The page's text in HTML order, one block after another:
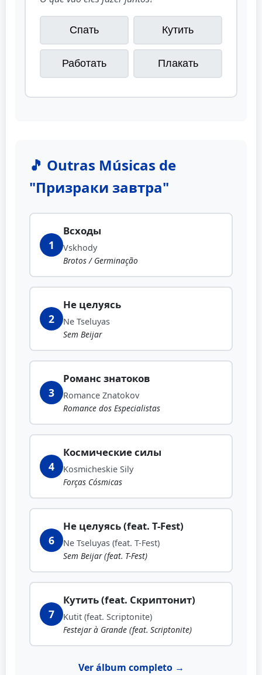
Спать Кутить
Работать Плакать
🎵 Outras Músicas de
"Призраки завтра"
1
Всходы
Vskhody
Brotos / Germinação
2
Не целуясь
Ne Tseluyas
Sem Beijar
3
Романс знатоков
Romance Znatokov
Romance dos Especialistas
4
Космические силы
Kosmicheskie Sily
Forças Cósmicas
6
Не целуясь (feat. T-Fest)
Ne Tseluyas (feat. T-Fest)
Sem Beijar (feat. T-Fest)
7
Кутить (feat. Скриптонит)
Kutit (feat. Scriptonite)
Festejar à Grande (feat. Scriptonite)
Ver álbum completo →